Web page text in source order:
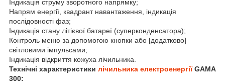
Індикація струму зворотного напрямку;
Напрям енергії, квадрант навантаження, індикація
послідовності фаз;
Індикація стану літієвої батареї (суперконденсатора);
Контроль меню за допомогою кнопки або [додатково]
світловими імпульсами;
Індикація відкриття кожуха лічильника.
Технічні характеристики лічильника електроенергіїGAMA
300: